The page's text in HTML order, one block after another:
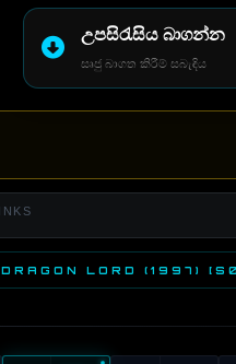
උපසිරැසිය බාගන්න
සෘජු බාගත කිරීම් සබැඳිය
LORD (1997)